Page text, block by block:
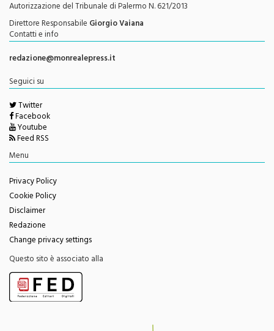
Direttore ResponsabileGiorgio Vaiana
Contatti e info
redazione@monrealepress.it
Twitter
Facebook
Youtube
Feed RSS
Menu
Privacy Policy
Cookie Policy
Disclaimer
Redazione
Change privacy settings
Questo sito è associato alla